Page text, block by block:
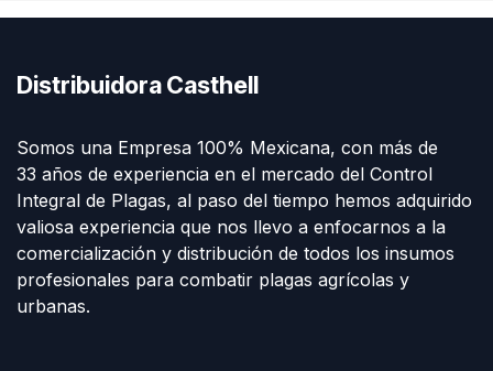
Distribuidora Casthell
Somos una Empresa 100% Mexicana, con más de
33 años de experiencia en el mercado del Control
Integral de Plagas, al paso del tiempo hemos adquirido
valiosa experiencia que nos llevo a enfocarnos a la
comercialización y distribución de todos los insumos
profesionales para combatir plagas agrícolas y
urbanas.